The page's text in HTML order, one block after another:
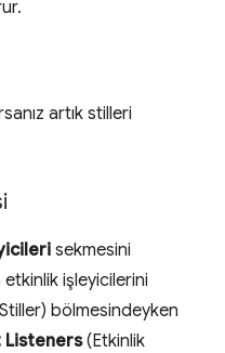
artık stilleri
sekmesini
işleyicilerini
bölmesindeyken
Listeners(Etkinlik